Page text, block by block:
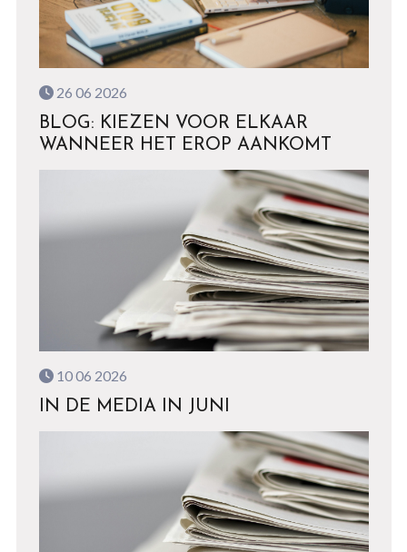
26 06 2026
BLOG: KIEZEN VOOR ELKAAR
WANNEER HET EROP AANKOMT
10 06 2026
IN DE MEDIA IN JUNI